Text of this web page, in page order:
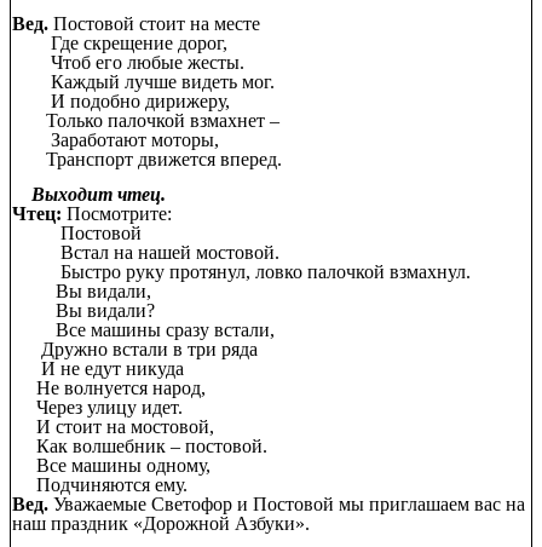
Вед. Постовой стоит на месте
Где скрещение дорог,
Чтоб его любые жесты.
Каждый лучше видеть мог.
И подобно дирижеру,
Только палочкой взмахнет –
Заработают моторы,
Транспорт движется вперед.
Выходит чтец.
Чтец: Посмотрите:
Постовой
Встал на нашей мостовой.
Быстро руку протянул, ловко палочкой взмахнул.
Вы видали,
Вы видали?
Все машины сразу встали,
Дружно встали в три ряда
И не едут никуда
Не волнуется народ,
Через улицу идет.
И стоит на мостовой,
Как волшебник – постовой.
Все машины одному,
Подчиняются ему.
Вед. Уважаемые Светофор и Постовой мы приглашаем вас на
наш праздник «Дорожной Азбуки».